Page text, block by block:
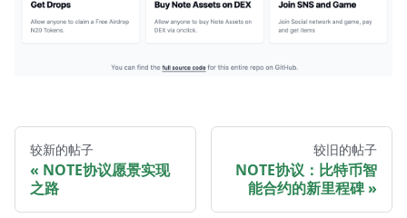
较新的帖子
NOTE协议愿景实现
之路
较旧的帖子
NOTE协议：比特币智
能合约的新里程碑